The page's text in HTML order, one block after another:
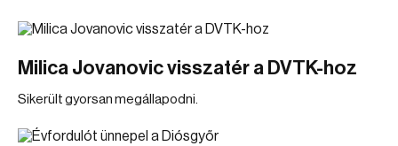
Milica Jovanovic visszatér a DVTK-hoz
Sikerült gyorsan megállapodni.